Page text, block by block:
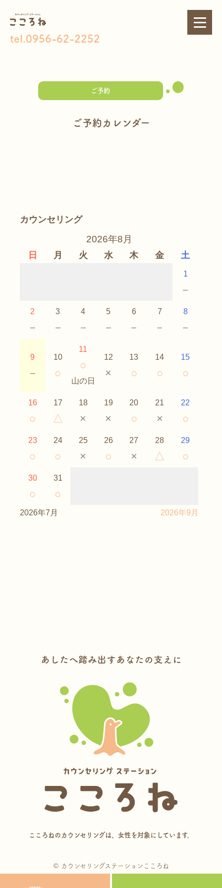
tel.0956-62-2252
ご予約
ご予約カレンダー
カウンセリング
2026年8月
日 月 火 水 木 金 土
1
－
2
－
3
－
4
－
5
－
6
－
7
－
8
－
9
－
10
○
11
○
山の日
12
×
13
○
14
○
15
○
16
○
17
△
18
×
19
×
20
○
21
×
22
○
23
○
24
○
25
×
26
○
27
×
28
△
29
○
30
○
31
○
2026年7月 2026年9月
あしたへ踏み出すあなたの支えに
こころねのカウンセリングは、女性を対象にしています。
© カウンセリングステーションこころね